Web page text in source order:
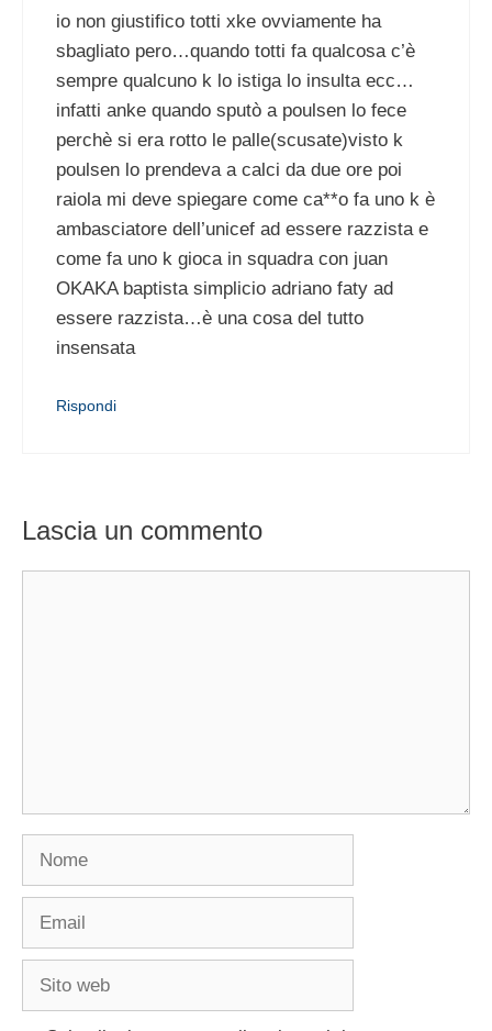
io non giustifico totti xke ovviamente ha
sbagliato pero…quando totti fa qualcosa c’è
sempre qualcuno k lo istiga lo insulta ecc…
infatti anke quando sputò a poulsen lo fece
perchè si era rotto le palle(scusate)visto k
poulsen lo prendeva a calci da due ore poi
raiola mi deve spiegare come ca**o fa uno k è
ambasciatore dell’unicef ad essere razzista e
come fa uno k gioca in squadra con juan
OKAKA baptista simplicio adriano faty ad
essere razzista…è una cosa del tutto
insensata
Rispondi
Lascia un commento